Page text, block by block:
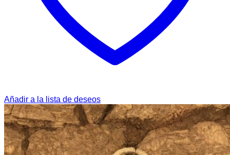
Añadir a la lista de deseos